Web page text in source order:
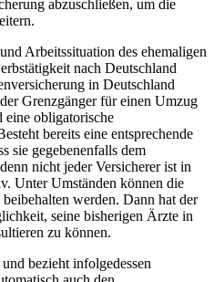
abzuschließen, um die
Arbeitssituation des ehemaligen
nach Deutschland
in Deutschland
Grenzgänger für einen Umzug
eine obligatorische
bereits eine entsprechende
sie gegebenenfalls dem
nicht jeder Versicherer ist in
Unter Umständen können die
werden. Dann hat der
seine bisherigen Ärzte in
zu können.
bezieht infolgedessen